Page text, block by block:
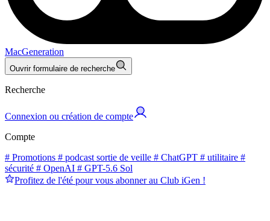
MacGeneration
Ouvrir formulaire de recherche
Recherche
Connexion ou création de compte
Compte
# Promotions # podcast sortie de veille # ChatGPT # utilitaire #
sécurité # OpenAI # GPT-5.6 Sol
Profitez de l'été pour vous abonner au Club iGen !